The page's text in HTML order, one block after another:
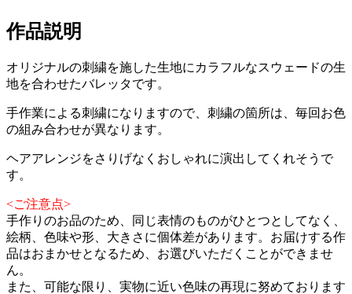
作品説明
オリジナルの刺繍を施した生地にカラフルなスウェードの生
地を合わせたバレッタです。
手作業による刺繍になりますので、刺繍の箇所は、毎回お色
の組み合わせが異なります。
ヘアアレンジをさりげなくおしゃれに演出してくれそうで
す。
<ご注意点>
手作りのお品のため、同じ表情のものがひとつとしてなく、
絵柄、色味や形、大きさに個体差があります。お届けする作
品はおまかせとなるため、お選びいただくことができませ
ん。
また、可能な限り、実物に近い色味の再現に努めております